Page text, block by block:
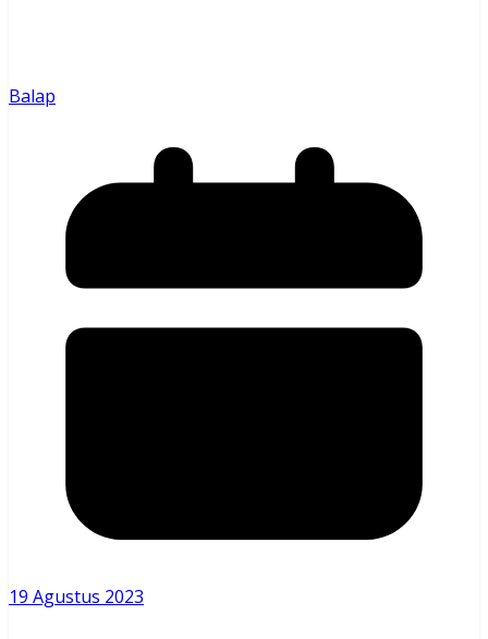
Balap
19 Agustus 2023